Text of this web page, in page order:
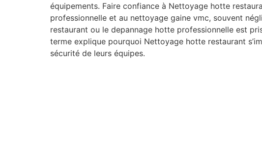
équipements. Faire confiance à Nettoyage hotte
professionnelle et au nettoyage gaine vmc, souvent
restaurant ou le depannage hotte professionnelle est
terme explique pourquoi Nettoyage hotte restaurant
sécurité de leurs équipes.